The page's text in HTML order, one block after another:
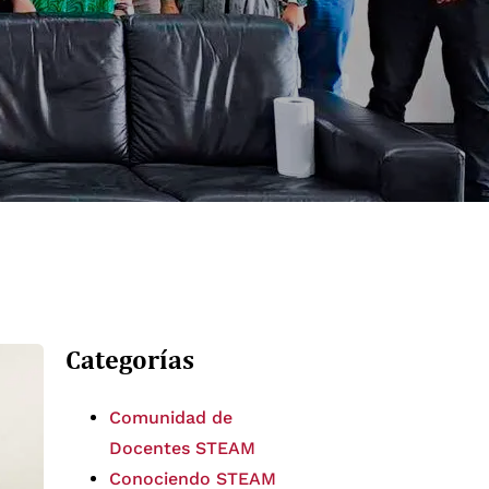
Categorías
Comunidad de
Docentes STEAM
Conociendo STEAM